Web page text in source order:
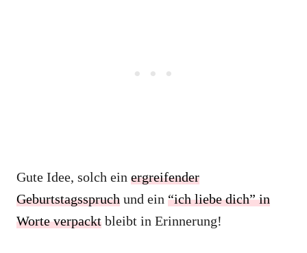
Gute Idee, solch ein ergreifender
Geburtstagsspruch und ein “ich liebe dich” in
Worte verpackt bleibt in Erinnerung!